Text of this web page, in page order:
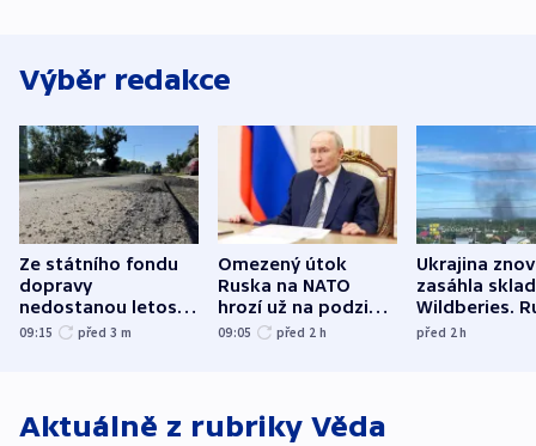
Výběr redakce
Ze státního fondu
dopravy
nedostanou letos
kraje na silnice ani
09:15 před 3 m
Omezený útok
Ruska na NATO
hrozí už na podzim,
varují tajné služby
09:05 před 2 h
Ukrajina
zasáhla
Wildberies.
útočili v
před 2h
Aktuálně z rubriky Věda